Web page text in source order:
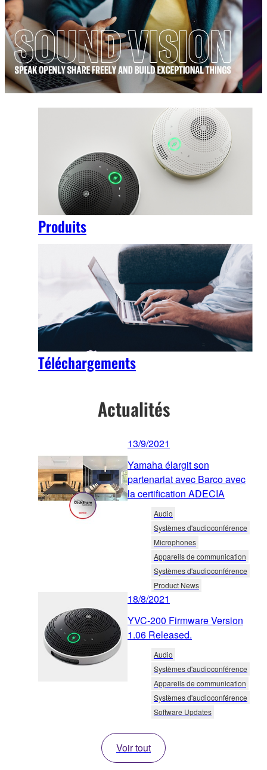
Produits
Téléchargements
Actualités
13/9/2021
Yamaha élargit son
partenariat avec Barco avec
la certification ADECIA
Audio
Systèmes d'audioconférence
Microphones
Appareils de communication
Systèmes d'audioconférence
Product News
18/8/2021
YVC-200 Firmware Version
1.06 Released.
Audio
Systèmes d'audioconférence
Appareils de communication
Systèmes d'audioconférence
Software Updates
Voir tout